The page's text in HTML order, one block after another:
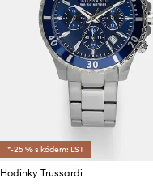
*-25 % s kódem: LST
Hodinky Trussardi